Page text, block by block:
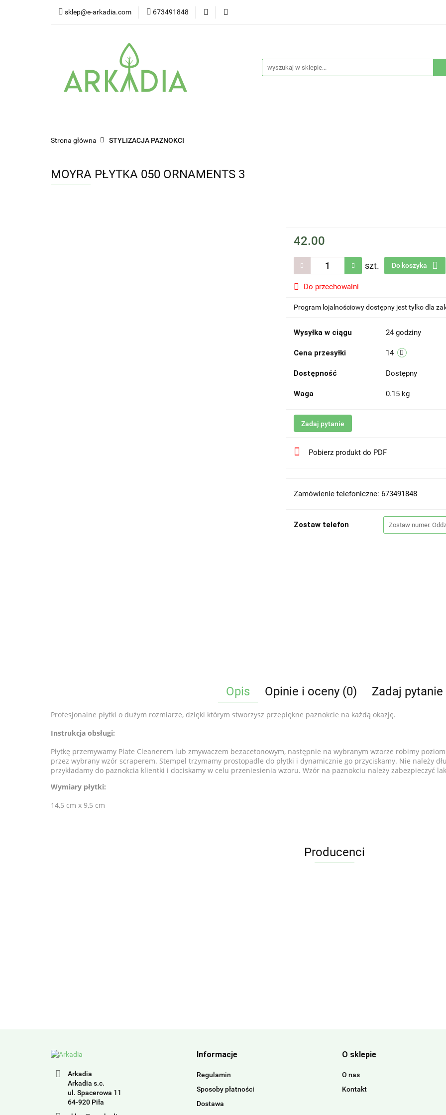
sklep@e-arkadia.com 673491848
Kategorie Producenci
Strona główna STYLIZACJA PAZNOKCI
MOYRA PŁYTKA 050 ORNAMENTS 3
42.00
szt. Do koszyka
Do przechowalni
Program lojalnościowy dostępny jest tylko dla
Wysyłka w ciągu 24 godziny
Cena przesyłki 14
Dostępność Dostępny
Waga 0.15 kg
Zadaj pytanie
Pobierz produkt do PDF
Zamówienie telefoniczne: 673491848
Zostaw telefon
Opis Opinie i oceny (0) Zadaj pytanie
Profesjonalne płytki o dużym rozmiarze, dzięki którym stworzysz przepiękne paznokcie na każdą okazję.
Instrukcja obsługi:
Płytkę przemywamy Plate Cleanerem lub zmywaczem bezacetonowym, następnie na wybranym wzorze robimy
przez wybrany wzór scraperem. Stempel trzymamy prostopadle do płytki i dynamicznie go przyciskamy. Nie należy
przykładamy do paznokcia klientki i dociskamy w celu przeniesienia wzoru. Wzór na paznokciu należy zabezpieczyć
Wymiary płytki:
14,5 cm x 9,5 cm
Producenci
Arkadia
Arkadia s.c.
ul. Spacerowa 11
64-920 Piła
Informacje
Regulamin
Sposoby płatności
Dostawa
O sklepie
O nas
Kontakt